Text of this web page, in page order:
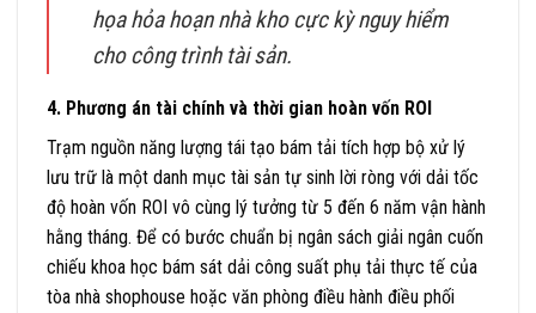
họa hỏa hoạn nhà kho cực kỳ nguy hiểm
cho công trình tài sản.
4. Phương án tài chính và thời gian hoàn vốn ROI
Trạm nguồn năng lượng tái tạo bám tải tích hợp bộ xử lý
lưu trữ là một danh mục tài sản tự sinh lời ròng với dải tốc
độ hoàn vốn ROI vô cùng lý tưởng từ 5 đến 6 năm vận hành
hằng tháng. Để có bước chuẩn bị ngân sách giải ngân cuốn
chiếu khoa học bám sát dải công suất phụ tải thực tế của
tòa nhà shophouse hoặc văn phòng điều hành điều phối